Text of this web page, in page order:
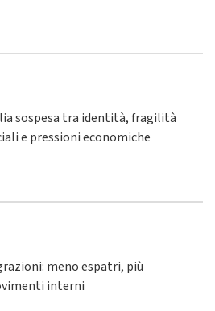
sospesa tra identità, fragilità
e pressioni economiche
meno espatri, più
interni